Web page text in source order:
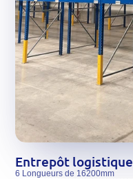
Entrepôt logistique
6 Longueurs de 16200mm